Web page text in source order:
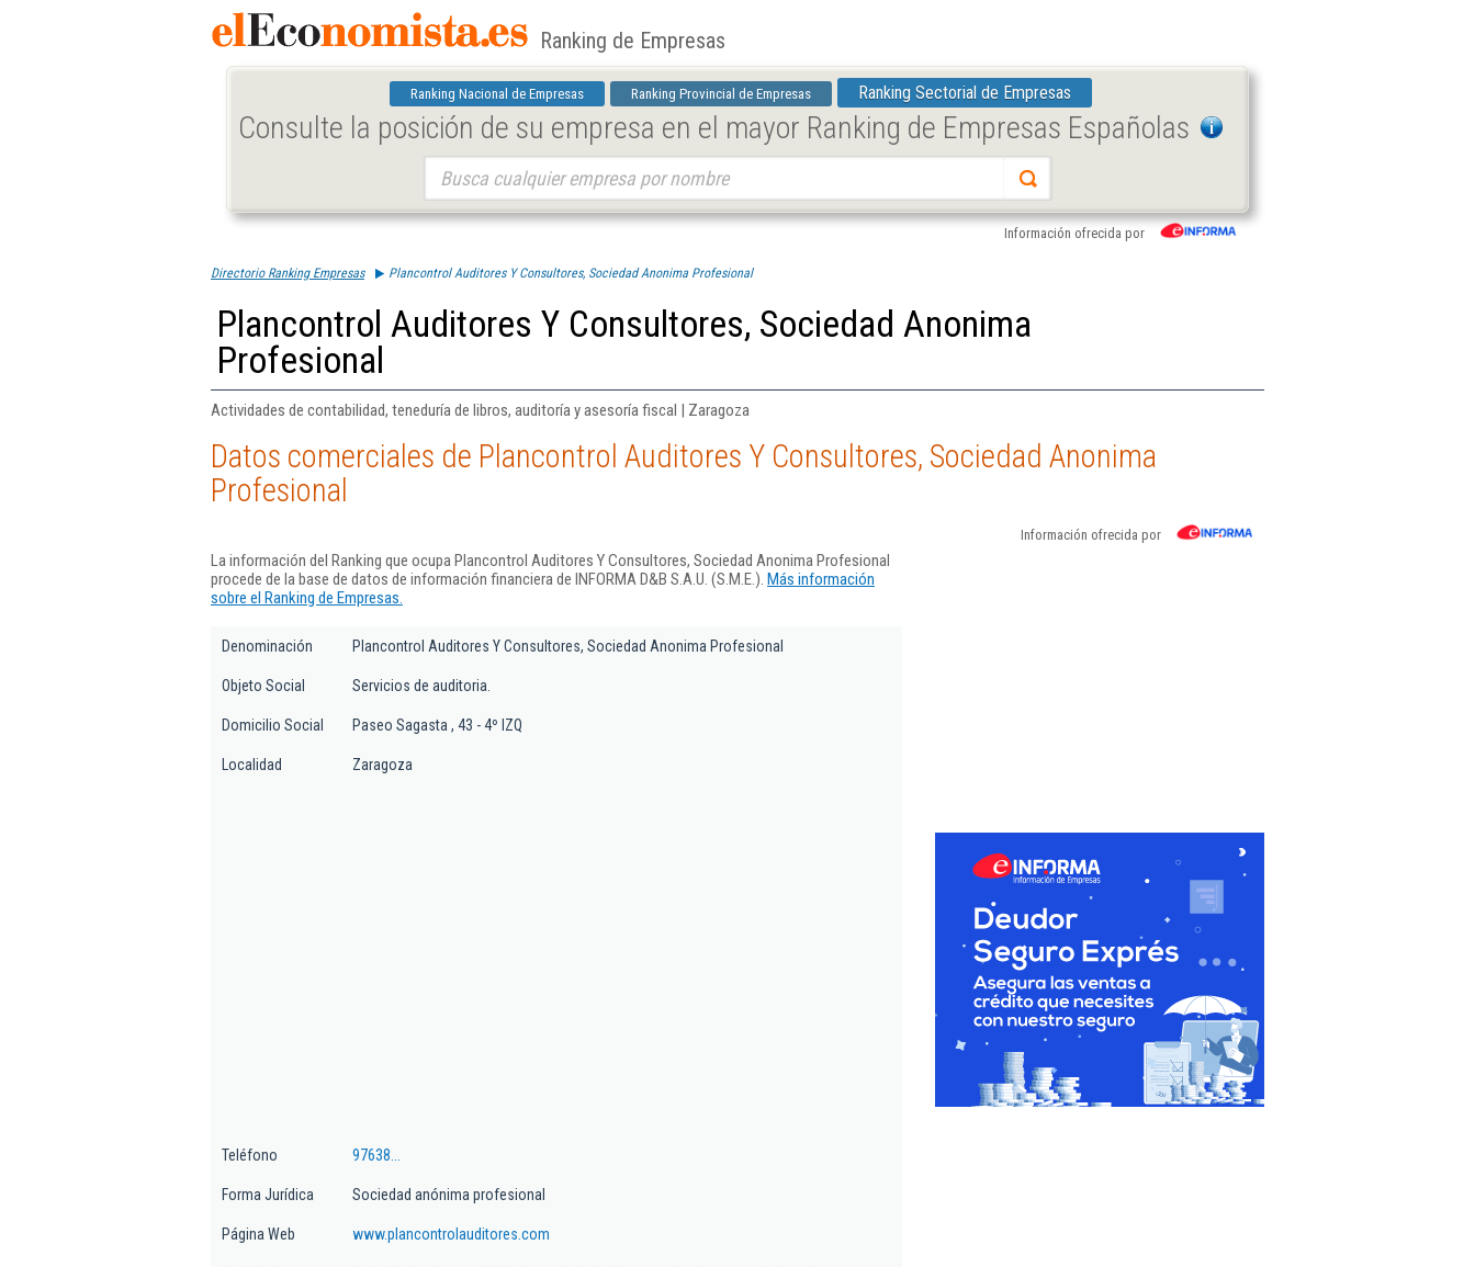
Ranking de Empresas
Ranking Nacional de Empresas Ranking Provincial de Empresas Ranking Sectorial de Empresas
Consulte la posición de su empresa en el mayor Ranking de Empresas Españolas
Información ofrecida por
Directorio Ranking Empresas Plancontrol Auditores Y Consultores, Sociedad Anonima Profesional
Plancontrol Auditores Y Consultores, Sociedad Anonima
Profesional
Actividades de contabilidad, teneduría de libros, auditoría y asesoría fiscal | Zaragoza
Datos comerciales de Plancontrol Auditores Y Consultores, Sociedad Anonima
Profesional
Información ofrecida por
La información del Ranking que ocupa Plancontrol Auditores Y Consultores, Sociedad Anonima Profesional
procede de la base de datos de información financiera de INFORMA D&B S.A.U. (S.M.E.). Más información
sobre el Ranking de Empresas.
Denominación Plancontrol Auditores Y Consultores, Sociedad Anonima Profesional
Objeto Social Servicios de auditoria.
Domicilio Social Paseo Sagasta , 43 - 4º IZQ
Localidad Zaragoza
Teléfono 97638...
Forma Jurídica Sociedad anónima profesional
Página Web www.plancontrolauditores.com